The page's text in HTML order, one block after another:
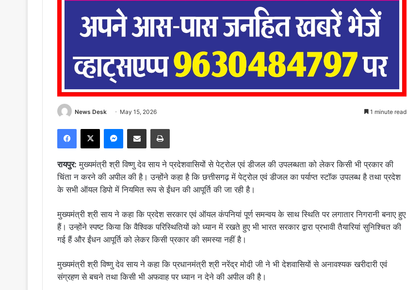
News Desk May 15, 2026 1 minute read
Facebook
X Messenger
Share via Email Print
रायपुर: मुख्यमंत्री श्री विष्णु देव साय ने प्रदेशवासियों से पेट्रोल एवं डीजल की उपलब्धता को लेकर किसी भी प्रकार की
चिंता न करने की अपील की है। उन्होंने कहा है कि छत्तीसगढ़ में पेट्रोल एवं डीजल का पर्याप्त स्टॉक उपलब्ध है तथा प्रदेश
के सभी ऑयल डिपो में नियमित रूप से ईंधन की आपूर्ति की जा रही है।
मुख्यमंत्री श्री साय ने कहा कि प्रदेश सरकार एवं ऑयल कंपनियां पूर्ण समन्वय के साथ स्थिति पर लगातार निगरानी बनाए हुए
हैं। उन्होंने स्पष्ट किया कि वैश्विक परिस्थितियों को ध्यान में रखते हुए भी भारत सरकार द्वारा प्रभावी तैयारियां सुनिश्चित की
गई हैं और ईंधन आपूर्ति को लेकर किसी प्रकार की समस्या नहीं है।
मुख्यमंत्री श्री विष्णु देव साय ने कहा कि प्रधानमंत्री श्री नरेंद्र मोदी जी ने भी देशवासियों से अनावश्यक खरीदारी एवं
संग्रहण से बचने तथा किसी भी अफवाह पर ध्यान न देने की अपील की है।